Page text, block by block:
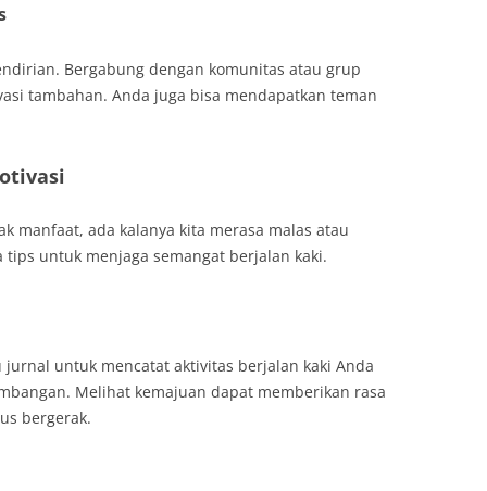
Bergabung dengan komunitas atau grup
tambahan. Anda juga bisa mendapatkan teman
manfaat, ada kalanya kita merasa malas atau
untuk menjaga semangat berjalan kaki.
untuk mencatat aktivitas berjalan kaki Anda
Melihat kemajuan dapat memberikan rasa
bergerak.